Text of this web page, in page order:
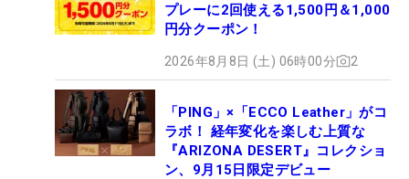
プレーに2回使える1,500円＆1,000
円分クーポン！
2026年8月8日 (土) 06時00分 2
「PING」×「ECCO Leather」がコ
ラボ！ 経年変化を楽しむ上質な
『ARIZONA DESERT』コレクショ
ン、9月15日限定デビュー